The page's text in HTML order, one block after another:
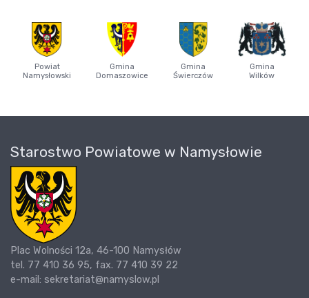
Powiat
Namysłowski
Gmina
Domaszowice
Gmina
Świerczów
Gmina
Wilków
Starostwo Powiatowe w Namysłowie
Plac Wolności 12a, 46-100 Namysłów
tel. 77 410 36 95, fax. 77 410 39 22
e-mail: sekretariat@namyslow.pl